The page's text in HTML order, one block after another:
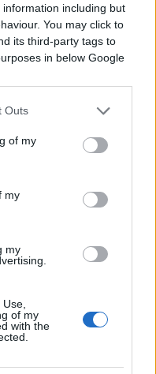
including but
You may click to
its third-party tags to
in below Google
Outs
of my
my
my
of my
with the
attestano con
guai autunnali sta
riapertura delle
dei trasporti.
misure efficaci del
di miracoli, di
si ripeterà pari
ondata di
respiratorie
lavoro, non è
prossime
quando